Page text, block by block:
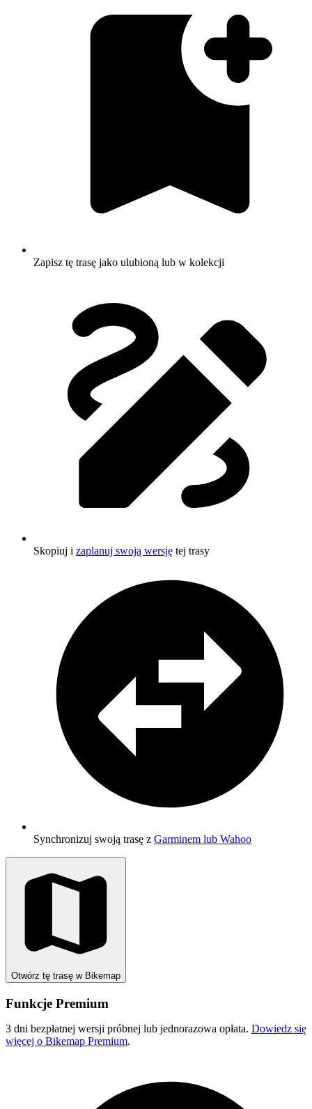
Zapisz tę trasę jako ulubioną lub w kolekcji
Skopiuj i zaplanuj swoją wersję tej trasy
Synchronizuj swoją trasę z Garminem lub Wahoo
Otwórz tę trasę w Bikemap
Funkcje Premium
3 dni bezpłatnej wersji próbnej lub jednorazowa opłata. Dowiedz się
więcej o Bikemap Premium.